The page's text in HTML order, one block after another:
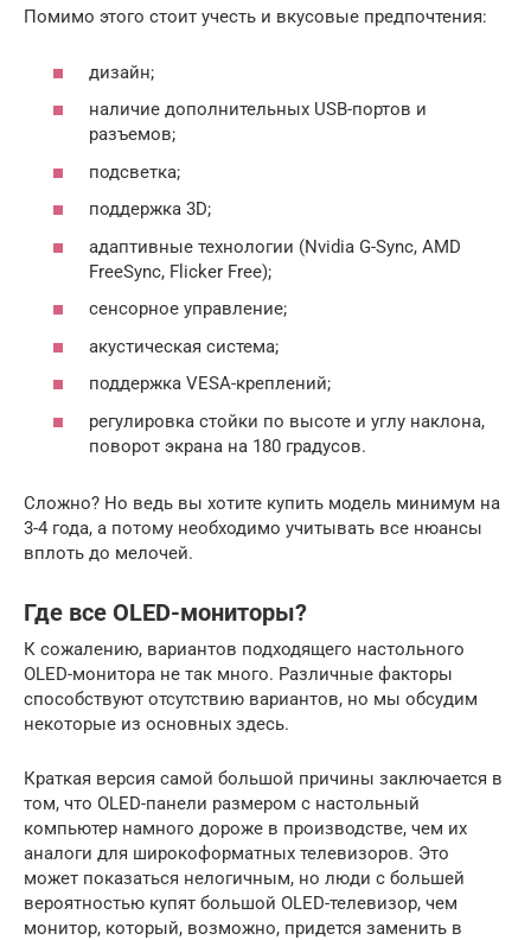
Помимо этого стоит учесть и вкусовые предпочтения:
дизайн;
наличие дополнительных USB-портов и
разъемов;
подсветка;
поддержка 3D;
адаптивные технологии (Nvidia G-Sync, AMD
FreeSync, Flicker Free);
сенсорное управление;
акустическая система;
поддержка VESA-креплений;
регулировка стойки по высоте и углу наклона,
поворот экрана на 180 градусов.
Сложно? Но ведь вы хотите купить модель минимум на
3-4 года, а потому необходимо учитывать все нюансы
вплоть до мелочей.
Где все OLED-мониторы?
К сожалению, вариантов подходящего настольного
OLED-монитора не так много. Различные факторы
способствуют отсутствию вариантов, но мы обсудим
некоторые из основных здесь.
Краткая версия самой большой причины заключается в
том, что OLED-панели размером с настольный
компьютер намного дороже в производстве, чем их
аналоги для широкоформатных телевизоров. Это
может показаться нелогичным, но люди с большей
вероятностью купят большой OLED-телевизор, чем
монитор, который, возможно, придется заменить в